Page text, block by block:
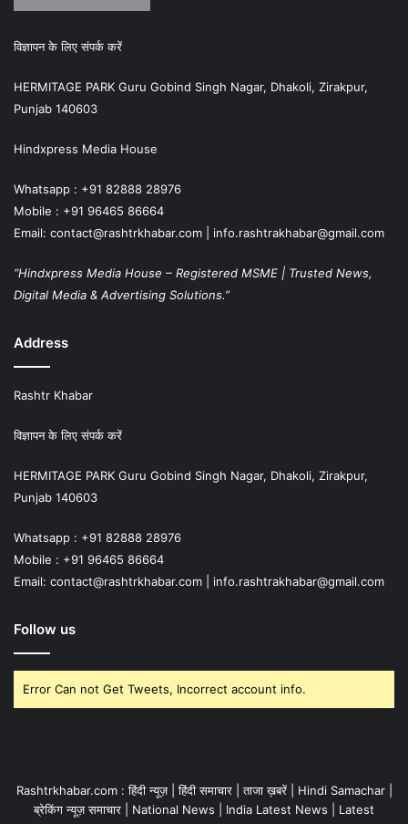
विज्ञापन के लिए संपर्क करें
HERMITAGE PARK Guru Gobind Singh Nagar, Dhakoli, Zirakpur,
Punjab 140603
Hindxpress Media House
Whatsapp : +91 82888 28976
Mobile : +91 96465 86664
Email: contact@rashtrkhabar.com | info.rashtrakhabar@gmail.com
“Hindxpress Media House – Registered MSME | Trusted News,
Digital Media & Advertising Solutions.”
Address
Rashtr Khabar
विज्ञापन के लिए संपर्क करें
HERMITAGE PARK Guru Gobind Singh Nagar, Dhakoli, Zirakpur,
Punjab 140603
Whatsapp : +91 82888 28976
Mobile : +91 96465 86664
Email: contact@rashtrkhabar.com | info.rashtrakhabar@gmail.com
Follow us
Error Can not Get Tweets, Incorrect account info.
Rashtrkhabar.com : हिंदी न्यूज़ | हिंदी समाचार | ताजा ख़बरें | Hindi Samachar |
ब्रेकिंग न्यूज़ समाचार | National News | India Latest News | Latest